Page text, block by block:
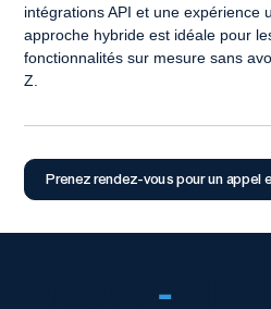
intégrations API et une expérience
approche hybride est idéale pour
fonctionnalités sur mesure sans
Z.
Prenez rendez-vous pour un appel
-